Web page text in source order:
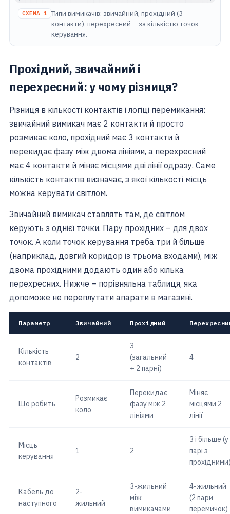
СХЕМА 1
Типи вимикачів: звичайний, прохідний (3
контакти), перехресний – за кількістю точок
керування.
Прохідний, звичайний і
перехресний: у чому різниця?
Різниця в кількості контактів і логіці перемикання:
звичайний вимикач має 2 контакти й просто
розмикає коло, прохідний має 3 контакти й
перекидає фазу між двома лініями, а перехресний
має 4 контакти й міняє місцями дві лінії одразу. Саме
кількість контактів визначає, з якої кількості місць
можна керувати світлом.
Звичайний вимикач ставлять там, де світлом
керують з однієї точки. Пару прохідних – для двох
точок. А коли точок керування треба три й більше
(наприклад, довгий коридор із трьома входами), між
двома прохідними додають один або кілька
перехресних. Нижче – порівняльна таблиця, яка
допоможе не переплутати апарати в магазині.
Параметр Звичайний Прохідний
Кількість
контактів
2
3
(загальний
+ 2 парні)
4
Що робить
Розмикає
коло
Перекидає
фазу між 2
лініями
Міняє
місцями 2
лінії
Місць
керування
1 2
3 і більше (у
парі з
Кабель до
наступного
2-
жильний
3-жильний
між
вимикачами
4-жильний
(2 пари
перемичок)